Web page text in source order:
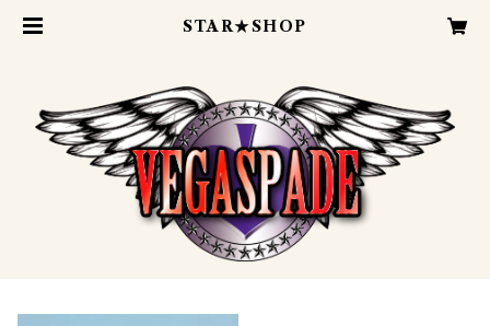
STAR★SHOP